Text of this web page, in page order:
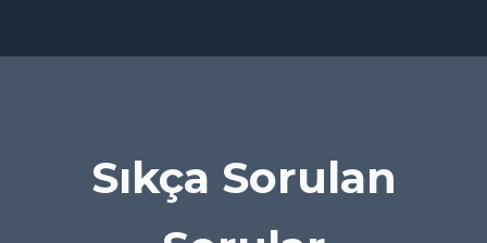
Sıkça Sorulan